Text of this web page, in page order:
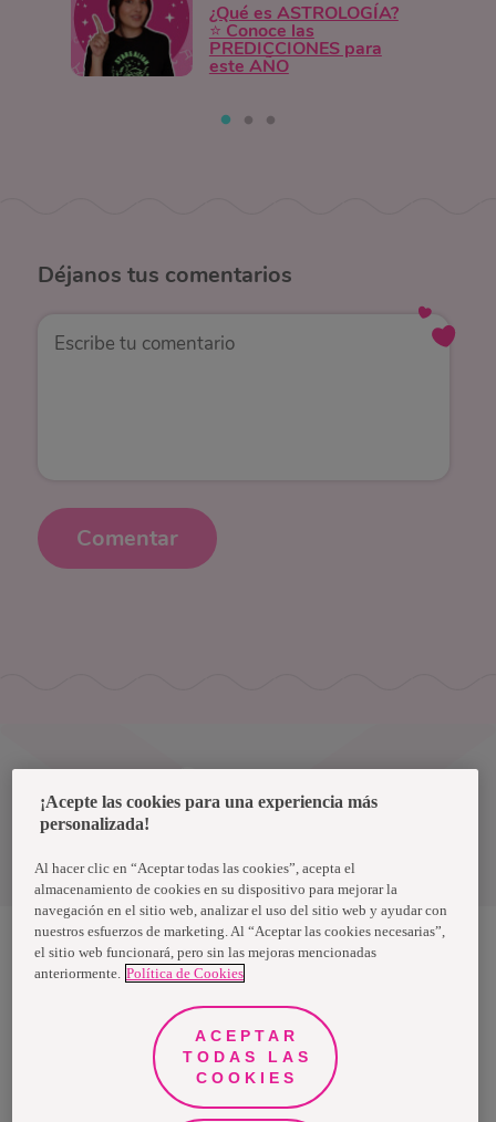
¿Qué es ASTROLOGÍA?
⭐ Conoce las
PREDICCIONES para
este AÑO
Déjanos tus comentarios
Comentar
Términos y condiciones
Nosotras, una marca de Essity - una compañía global líder en
mundo, utilizan nuestros productos, servicios y soluciones. Nuestro
propósito es romper barreras por el bienestar en beneficio de
consumidores, pacientes, cuidadores, clientes y la sociedad en
general. Vendemos en aproximadamente 150 países bajo las
principales marcas globales TENA y Tork, así como otras marcas
como Actimove, Cutimed, JOBST, Knix, Leukoplast, Libero, Libresse,
Lotus, Modibodi, Nosotras, Saba, Tempo, TOM Organic y Zewa. En
2024, Essity tuvo ventas de aproximadamente 13 mil millones de
¡Acepte las cookies para una experiencia más
personalizada!
Al hacer clic en “Aceptar todas las cookies”, acepta el
almacenamiento de cookies en su dispositivo para mejorar la
navegación en el sitio web, analizar el uso del sitio web y ayudar con
nuestros esfuerzos de marketing. Al “Aceptar las cookies necesarias”,
el sitio web funcionará, pero sin las mejoras mencionadas
anteriormente. Política de Cookies
ACEPTAR
TODAS LAS
COOKIES